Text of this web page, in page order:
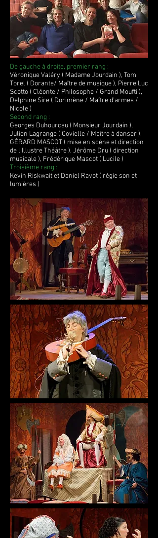
De gauche à droite, premier rang :
Véronique Valéry ( Madame Jourdain ), Tom
Torel ( Dorante/ Maître de musique ), Pierre Luc
Scotto ( Cléonte / Philosophe / Grand Moufti ),
Delphine Sire ( Dorimène / Maître d'armes /
Nicole )
Second rang :
Georges Duhourcau ( Monsieur Jourdain ),
Julien Lagrange ( Covielle / Maître à danser ),
GÉRARD MASCOT ( mise en scène et direction
de l'Illustre Théâtre ), Jérôme Dru ( direction
musicale ), Frédérique Mascot ( Lucile )
Troisième rang :
Kevin Riskwait et Daniel Ravot ( régie son et
lumières )